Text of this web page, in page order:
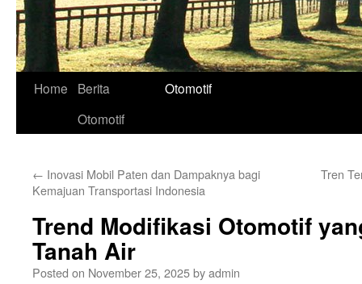
Home
Berita
Otomotif
Otomotif
← Inovasi Mobil Paten dan Dampaknya bagi
Kemajuan Transportasi Indonesia
Tren
Trend Modifikasi Otomotif
Tanah Air
Posted on November 25, 2025byadmin